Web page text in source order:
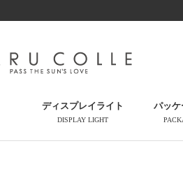
ディスプレイライト
DISPLAY LIGHT
パッケ